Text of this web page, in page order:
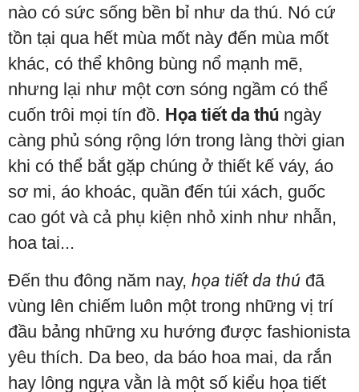
nào có sức sống bền bỉ như da thú. Nó cứ
tồn tại qua hết mùa mốt này đến mùa mốt
khác, có thể không bùng nổ mạnh mẽ,
nhưng lại như một cơn sóng ngầm có thể
cuốn trôi mọi tín đồ. Họa tiết da thú ngày
càng phủ sóng rộng lớn trong làng thời gian
khi có thể bắt gặp chúng ở thiết kế váy, áo
sơ mi, áo khoác, quần đến túi xách, guốc
cao gót và cả phụ kiện nhỏ xinh như nhẫn,
hoa tai...
Đến thu đông năm nay, họa tiết da thú đã
vùng lên chiếm luôn một trong những vị trí
đầu bảng những xu hướng được fashionista
yêu thích. Da beo, da báo hoa mai, da rắn
hay lông ngựa vằn là một số kiểu họa tiết